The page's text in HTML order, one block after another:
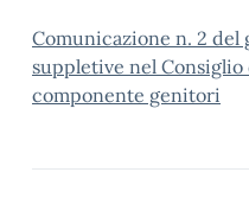
Comunicazione n. 2 del
suppletive nel
componente genitori